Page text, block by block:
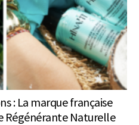
: La marque française
Régénérante Naturelle